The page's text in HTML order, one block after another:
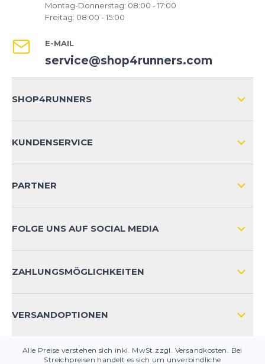
Montag-Donnerstag: 08:00 - 17:00
Freitag: 08:00 - 15:00
E-MAIL
service@shop4runners.com
SHOP4RUNNERS
KUNDENSERVICE
KONTAKT
PRODUKTSICHERHEIT
PARTNER
FOLGE UNS AUF SOCIAL MEDIA
ZAHLUNGSMÖGLICHKEITEN
VERSANDOPTIONEN
Alle Preise verstehen sich inkl. MwSt zzgl. Versandkosten. Bei
Streichpreisen handelt es sich um unverbindliche